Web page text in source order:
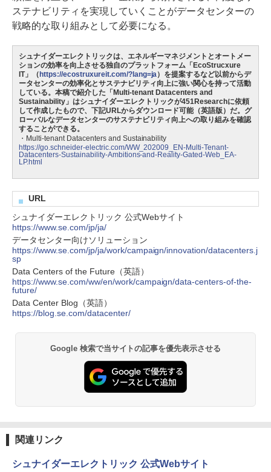
ステナビリティを実現していくことがデータセンターの
戦略的な取り組みとして必要になる。
シュナイダーエレクトリックは、エネルギーマネジメントとオートメー
ションの効率を向上させる独自のプラットフォーム「EcoStrucxure
IT」（https://ecostruxureit.com/?lang=ja ）を提案するなど以前からデ
ータセンターの効率化とサステナビリティ向上に強い関心を持って活動
している。本稿で紹介した「Multi-tenant Datacenters and
Sustainability」はシュナイダーエレクトリックが451Researchに依頼
して作成したもので、下記URLからダウンロード可能（英語版）だ。グ
ローバルなデータセンターのサステナビリティ向上への取り組みを確認
することができる。
・Multi-tenant Datacenters and Sustainability
https://go.schneider-electric.com/WW_202009_EN-Multi-Tenant-
Datacenters-Sustainability-Ambitions-and-Reality-Gated-Web_EA-
LP.html
URL
シュナイダーエレクトリック 公式Webサイト
https://www.se.com/jp/ja/
データセンター向けソリューション
https://www.se.com/jp/ja/work/campaign/innovation/datacenters.j
sp
Data Centers of the Future（英語）
https://www.se.com/ww/en/work/campaign/data-centers-of-the-
future/
Data Center Blog（英語）
https://blog.se.com/datacenter/
Google 検索で当サイトの記事を優先表示させる
関連リンク
シュナイダーエレクトリック 公式Webサイト